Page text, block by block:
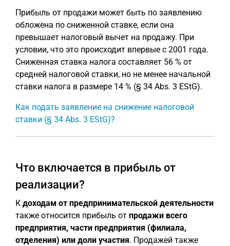
Прибыль от продажи может быть по заявлению
обложена по сниженной ставке, если она
превышает налоговый вычет на продажу. При
условии, что это происходит впервые с 2001 года.
Сниженная ставка налога составляет 56 % от
средней налоговой ставки, но не менее начальной
ставки налога в размере 14 % (§ 34 Abs. 3 EStG).
Как подать заявление на снижение налоговой
ставки (§ 34 Abs. 3 EStG)?
Что включается в прибыль от
реализации?
К доходам от предпринимательской деятельности
также относится прибыль от продажи всего
предприятия, части предприятия (филиала,
отделения) или доли участия. Продажей также